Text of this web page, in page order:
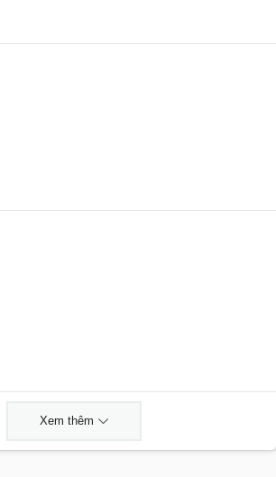
Xem thêm